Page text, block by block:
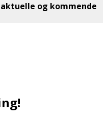
og kommende